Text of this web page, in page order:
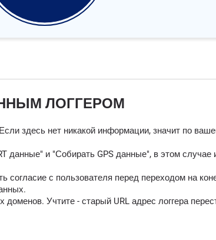
ЛОГГЕРОМ
здесь нет никакой информации, значит по
данные" и "Собирать GPS данные", в этом
согласие с пользователя перед переходом на
Учтите - старый URL адрес логгера